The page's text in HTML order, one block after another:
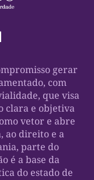
gerar
com
que visa
clara e objetiva
vetor e abre
ao direito e a
parte do
é a base da
do estado de